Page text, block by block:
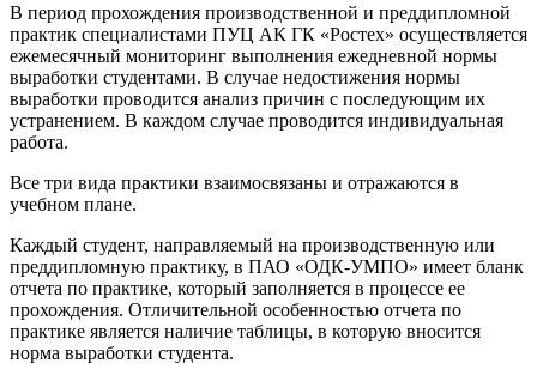
В период прохождения производственной и преддипломной
практик специалистами ПУЦ АК ГК «Ростех» осуществляется
ежемесячный мониторинг выполнения ежедневной нормы
выработки студентами. В случае недостижения нормы
выработки проводится анализ причин с последующим их
устранением. В каждом случае проводится индивидуальная
работа.
Все три вида практики взаимосвязаны и отражаются в
учебном плане.
Каждый студент, направляемый на производственную или
преддипломную практику, в ПАО «ОДК-УМПО» имеет бланк
отчета по практике, который заполняется в процессе ее
прохождения. Отличительной особенностью отчета по
практике является наличие таблицы, в которую вносится
норма выработки студента.